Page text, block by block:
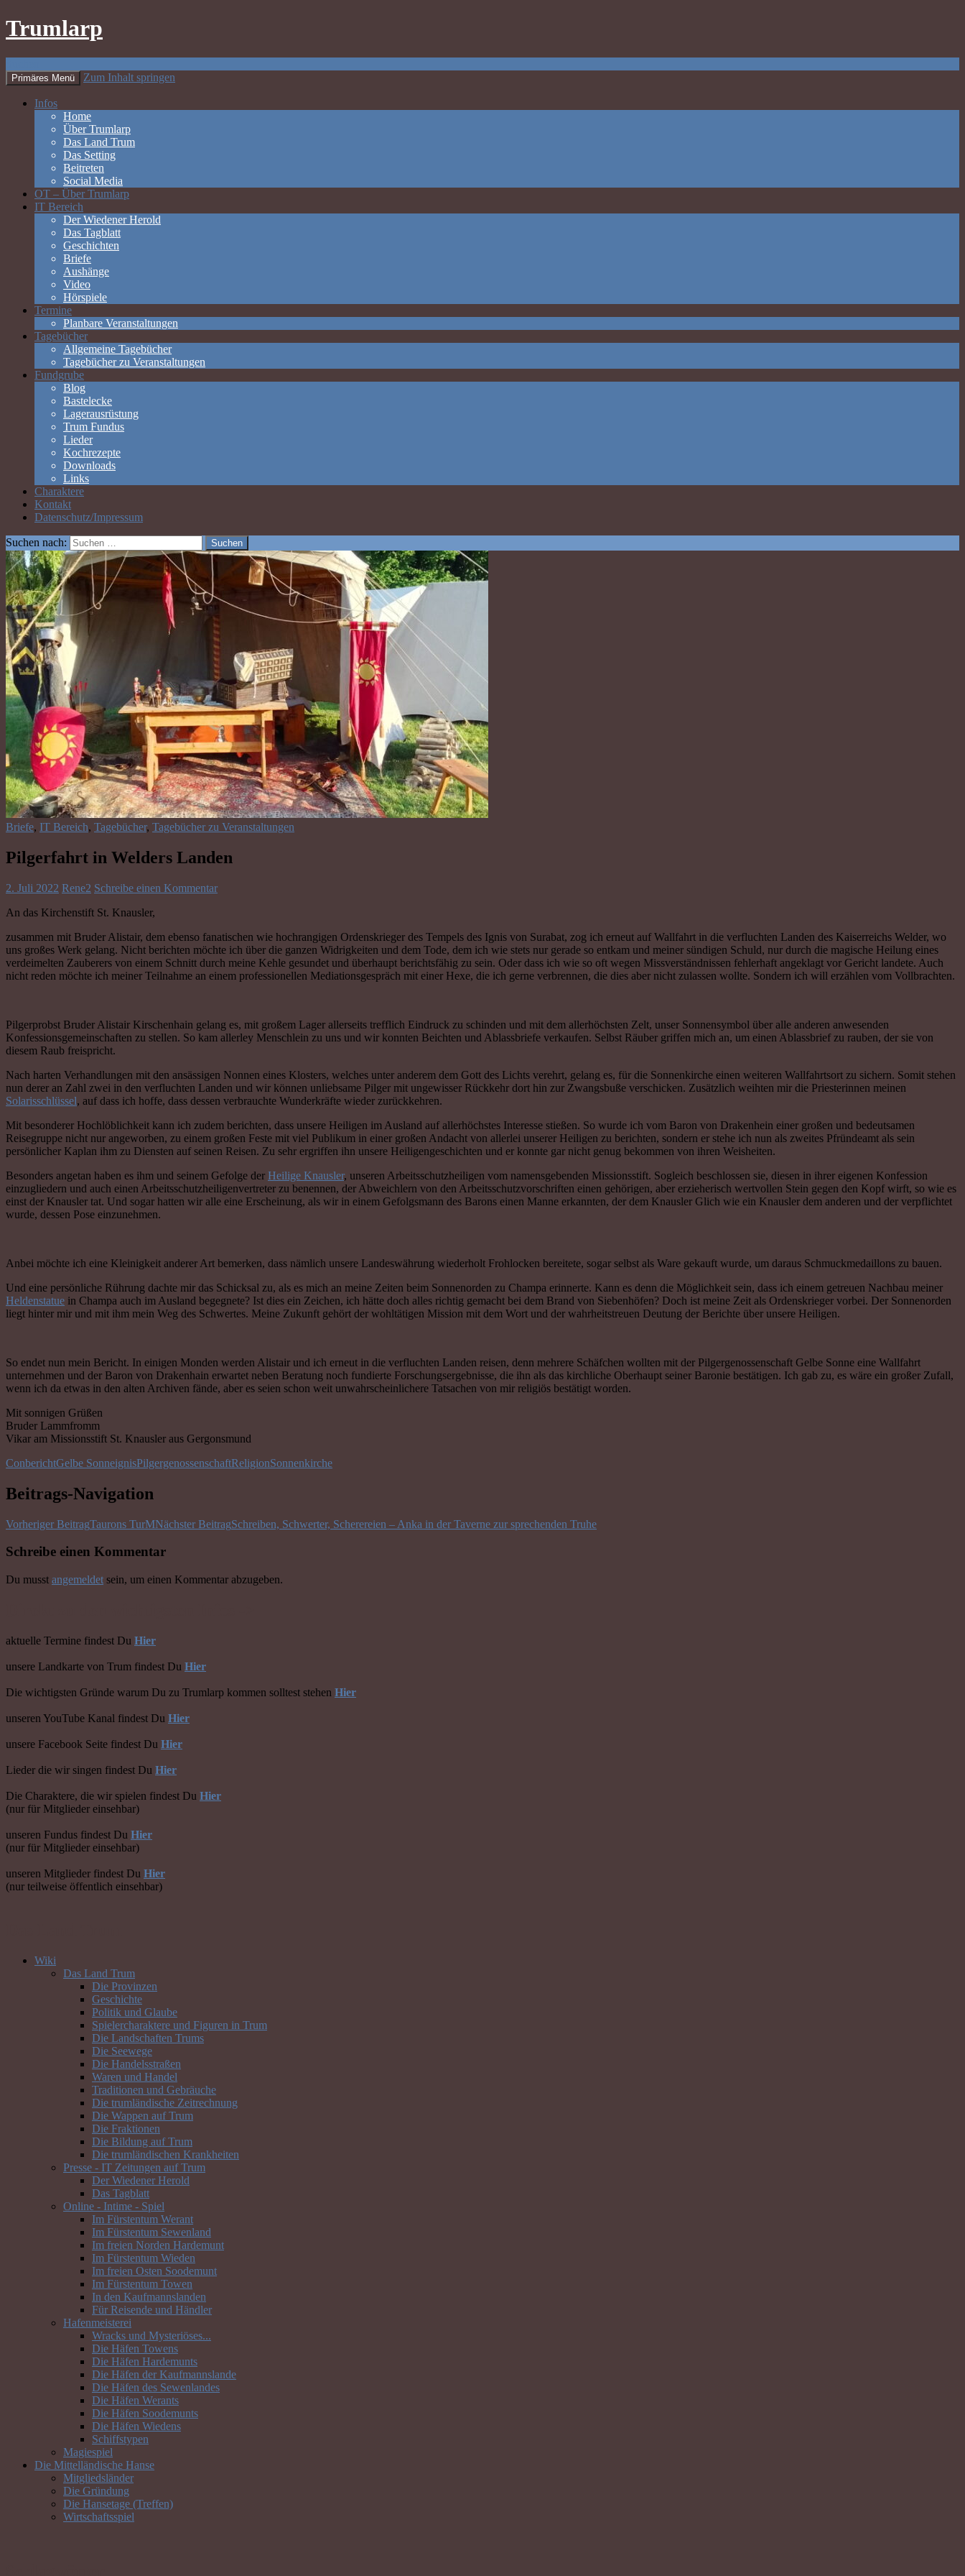
Trumlarp
Primäres Menü Zum Inhalt springen
Infos
Home
Über Trumlarp
Das Land Trum
Das Setting
Beitreten
Social Media
OT – Über Trumlarp
IT Bereich
Der Wiedener Herold
Das Tagblatt
Geschichten
Briefe
Aushänge
Video
Hörspiele
Termine
Planbare Veranstaltungen
Tagebücher
Allgemeine Tagebücher
Tagebücher zu Veranstaltungen
Fundgrube
Blog
Bastelecke
Lagerausrüstung
Trum Fundus
Lieder
Kochrezepte
Downloads
Links
Charaktere
Kontakt
Datenschutz/Impressum
Suchen nach:
Briefe, IT Bereich, Tagebücher, Tagebücher zu Veranstaltungen
Pilgerfahrt in Welders Landen
2. Juli 2022 Rene2 Schreibe einen Kommentar
An das Kirchenstift St. Knausler,
zusammen mit Bruder Alistair, dem ebenso fanatischen wie hochrangigen Ordenskrieger des Tempels des Ignis von Surabat, zog ich erneut auf Wallfahrt in die verfluchten Landen des Kaiserreichs Welder, wo
uns großes Werk gelang. Nicht berichten möchte ich über die ganzen Widrigkeiten und dem Tode, dem ich wie stets nur gerade so entkam und meiner sündigen Schuld, nur durch die magische Heilung eines
verdeimelten Zauberers von einem Schnitt durch meine Kehle gesundet und überhaupt berichtsfähig zu sein. Oder dass ich wie so oft wegen Missverständnissen fehlerhaft angeklagt vor Gericht landete. Auch
nicht reden möchte ich meiner Teilnahme an einem professionellen Mediationsgespräch mit einer Hexe, die ich gerne verbrennen, die dies aber nicht zulassen wollte. Sondern ich will erzählen vom Vollbrachten.
Pilgerprobst Bruder Alistair Kirschenhain gelang es, mit großem Lager allerseits trefflich Eindruck zu schinden und mit dem allerhöchsten Zelt, unser Sonnensymbol über alle anderen anwesenden
Konfessionsgemeinschaften zu stellen. So kam allerley Menschlein zu uns und wir konnten Beichten und Ablassbriefe verkaufen. Selbst Räuber griffen mich an, um einen Ablassbrief zu rauben, der sie von
diesem Raub freispricht.
Nach harten Verhandlungen mit den ansässigen Nonnen eines Klosters, welches unter anderem dem Gott des Lichts verehrt, gelang es, für die Sonnenkirche einen weiteren Wallfahrtsort zu sichern. Somit stehen
nun derer an Zahl zwei in den verfluchten Landen und wir können unliebsame Pilger mit ungewisser Rückkehr dort hin zur Zwangsbuße verschicken. Zusätzlich weihten mir die Priesterinnen meinen
Solarisschlüssel, auf dass ich hoffe, dass dessen verbrauchte Wunderkräfte wieder zurückkehren.
Mit besonderer Hochlöblichkeit kann ich zudem berichten, dass unsere Heiligen im Ausland auf allerhöchstes Interesse stießen. So wurde ich vom Baron von Drakenhein einer großen und bedeutsamen
Reisegruppe nicht nur angeworben, zu einem großen Feste mit viel Publikum in einer großen Andacht von allerlei unserer Heiligen zu berichten, sondern er stehe ich nun als zweites Pfründeamt als sein
persönlicher Kaplan ihm zu Diensten auf seinen Reisen. Zu sehr ergriffen ihn unsere Heiligengeschichten und er konnte gar nicht genug bekommen von ihren Weisheiten.
Besonders angetan haben es ihm und seinem Gefolge der Heilige Knausler, unseren Arbeitsschutzheiligen vom namensgebenden Missionsstift. Sogleich beschlossen sie, diesen in ihrer eigenen Konfession
einzugliedern und auch einen Arbeitsschutzheiligenvertreter zu benennen, der Abweichlern von den Arbeitsschutzvorschriften einen gehörigen, aber erzieherisch wertvollen Stein gegen den Kopf wirft, so wie es
einst der Knausler tat. Und sogar hatten wir alle eine Erscheinung, als wir in einem Gefolgsmann des Barons einen Manne erkannten, der dem Knausler Glich wie ein Knausler dem anderen und der verpflichtet
wurde, dessen Pose einzunehmen.
Anbei möchte ich eine Kleinigkeit anderer Art bemerken, dass nämlich unsere Landeswährung wiederholt Frohlocken bereitete, sogar selbst als Ware gekauft wurde, um daraus Schmuckmedaillons zu bauen.
Und eine persönliche Rührung dachte mir das Schicksal zu, als es mich an meine Zeiten beim Sonnenorden zu Champa erinnerte. Kann es denn die Möglichkeit sein, dass ich einem getreuen Nachbau meiner
Heldenstatue in Champa auch im Ausland begegnete? Ist dies ein Zeichen, ich hätte doch alles richtig gemacht bei dem Brand von Siebenhöfen? Doch ist meine Zeit als Ordenskrieger vorbei. Der Sonnenorden
liegt hinter mir und mit ihm mein Weg des Schwertes. Meine Zukunft gehört der wohltätigen Mission mit dem Wort und der wahrheitstreuen Deutung der Berichte über unsere Heiligen.
So endet nun mein Bericht. In einigen Monden werden Alistair und ich erneut in die verfluchten Landen reisen, denn mehrere Schäfchen wollten mit der Pilgergenossenschaft Gelbe Sonne eine Wallfahrt
unternehmen und der Baron von Drakenhain erwartet neben Beratung noch fundierte Forschungsergebnisse, die ihn als das kirchliche Oberhaupt seiner Baronie bestätigen. Ich gab zu, es wäre ein großer Zufall,
wenn ich da etwas in den alten Archiven fände, aber es seien schon weit unwahrscheinlichere Tatsachen von mir religiös bestätigt worden.
Mit sonnigen Grüßen
Bruder Lammfromm
Vikar am Missionsstift St. Knausler aus Gergonsmund
ConberichtGelbe SonneignisPilgergenossenschaftReligionSonnenkirche
Beitrags-Navigation
Vorheriger BeitragTaurons TurMNächster BeitragSchreiben, Schwerter, Scherereien – Anka in der Taverne zur sprechenden Truhe
Schreibe einen Kommentar
Du musst angemeldet sein, um einen Kommentar abzugeben.
aktuelle Termine findest Du Hier
unsere Landkarte von Trum findest Du Hier
Die wichtigsten Gründe warum Du zu Trumlarp kommen solltest stehen Hier
unseren YouTube Kanal findest Du Hier
unsere Facebook Seite findest Du Hier
Lieder die wir singen findest Du Hier
Die Charaktere, die wir spielen findest Du Hier
(nur für Mitglieder einsehbar)
unseren Fundus findest Du Hier
(nur für Mitglieder einsehbar)
unseren Mitglieder findest Du Hier
(nur teilweise öffentlich einsehbar)
Wiki
Das Land Trum
Die Provinzen
Geschichte
Politik und Glaube
Spielercharaktere und Figuren in Trum
Die Landschaften Trums
Die Seewege
Die Handelsstraßen
Waren und Handel
Traditionen und Gebräuche
Die trumländische Zeitrechnung
Die Wappen auf Trum
Die Fraktionen
Die Bildung auf Trum
Die trumländischen Krankheiten
Presse - IT Zeitungen auf Trum
Der Wiedener Herold
Das Tagblatt
Online - Intime - Spiel
Im Fürstentum Werant
Im Fürstentum Sewenland
Im freien Norden Hardemunt
Im Fürstentum Wieden
Im freien Osten Soodemunt
Im Fürstentum Towen
In den Kaufmannslanden
Für Reisende und Händler
Hafenmeisterei
Wracks und Mysteriöses...
Die Häfen Towens
Die Häfen Hardemunts
Die Häfen der Kaufmannslande
Die Häfen des Sewenlandes
Die Häfen Werants
Die Häfen Soodemunts
Die Häfen Wiedens
Schiffstypen
Magiespiel
Die Mittelländische Hanse
Mitgliedsländer
Die Gründung
Die Hansetage (Treffen)
Wirtschaftsspiel